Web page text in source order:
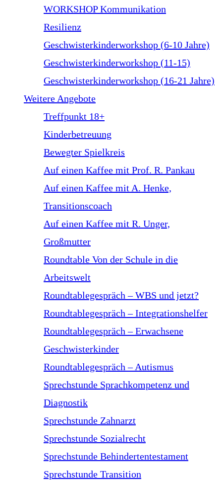
WORKSHOP Kommunikation
Resilienz
Geschwisterkinderworkshop (6-10 Jahre)
Geschwisterkinderworkshop (11-15)
Geschwisterkinderworkshop (16-21 Jahre)
Weitere Angebote
Treffpunkt 18+
Kinderbetreuung
Bewegter Spielkreis
Auf einen Kaffee mit Prof. R. Pankau
Auf einen Kaffee mit A. Henke,
Transitionscoach
Auf einen Kaffee mit R. Unger,
Großmutter
Roundtable Von der Schule in die
Arbeitswelt
Roundtablegespräch – WBS und jetzt?
Roundtablegespräch – Integrationshelfer
Roundtablegespräch – Erwachsene
Geschwisterkinder
Roundtablegespräch – Autismus
Sprechstunde Sprachkompetenz und
Diagnostik
Sprechstunde Zahnarzt
Sprechstunde Sozialrecht
Sprechstunde Behindertentestament
Sprechstunde Transition